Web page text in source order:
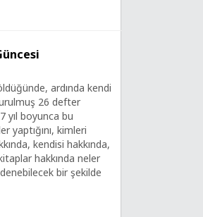
ardında kendi
26 defter
yıl boyunca bu
yaptığını, kimleri
kendisi hakkında,
hakkında neler
bir şekilde